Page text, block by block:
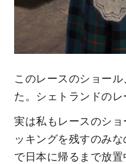
このレースのショー
た。シェトランドのレ
実は私もレースのシ
ッキングを残すのみ
で日本に帰るまで放置